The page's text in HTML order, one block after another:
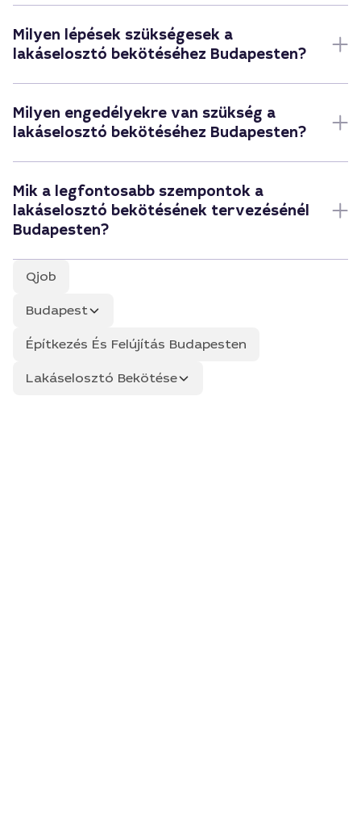
Milyen lépések szükségesek a
lakáselosztó bekötéséhez Budapesten?
Milyen engedélyekre van szükség a
lakáselosztó bekötéséhez Budapesten?
Mik a legfontosabb szempontok a
lakáselosztó bekötésének tervezésénél
Budapesten?
Qjob
Budapest
Építkezés És Felújítás Budapesten
Lakáselosztó Bekötése